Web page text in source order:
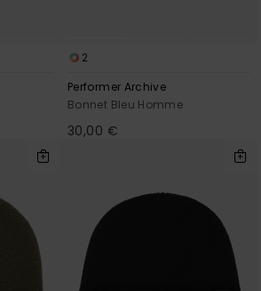
2
Performer Archive
Bonnet Bleu Homme
30,00 €